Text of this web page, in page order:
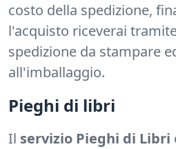
costo della spedizione,
l'acquisto riceverai
spedizione da stampare
all'imballaggio.
Pieghi di libri
Il servizio Pieghi di Libri